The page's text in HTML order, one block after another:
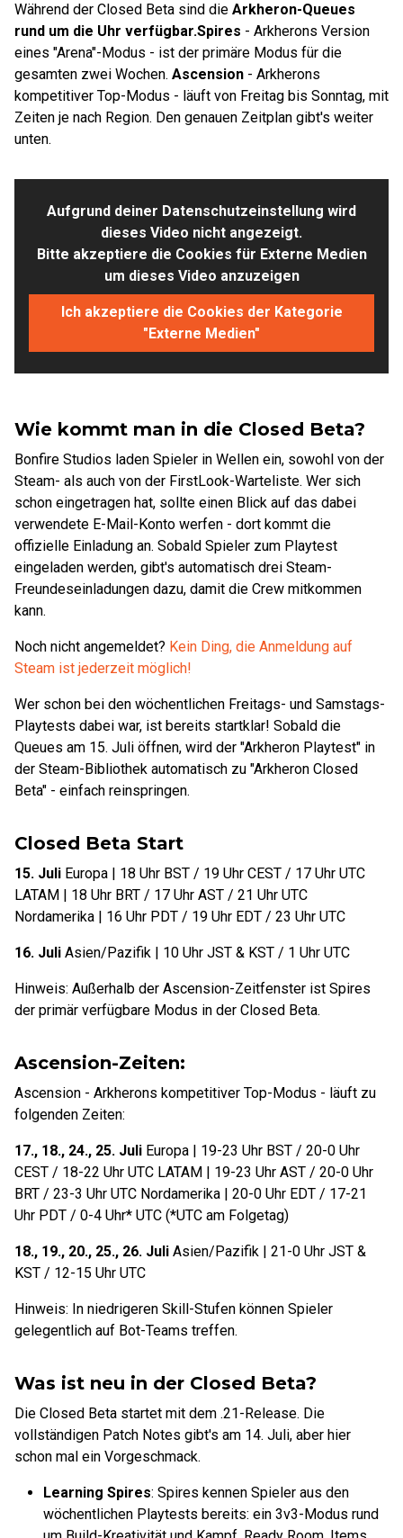
Während der Closed Beta sind die Arkheron-Queues
rund um die Uhr verfügbar.Spires - Arkherons Version
eines "Arena"-Modus - ist der primäre Modus für die
gesamten zwei Wochen. Ascension - Arkherons
kompetitiver Top-Modus - läuft von Freitag bis Sonntag, mit
Zeiten je nach Region. Den genauen Zeitplan gibt's weiter
unten.
Aufgrund deiner Datenschutzeinstellung wird
dieses Video nicht angezeigt.
Bitte akzeptiere die Cookies für Externe Medien
um dieses Video anzuzeigen
Ich akzeptiere die Cookies der Kategorie
"Externe Medien"
Wie kommt man in die Closed Beta?
Bonfire Studios laden Spieler in Wellen ein, sowohl von der
Steam- als auch von der FirstLook-Warteliste. Wer sich
schon eingetragen hat, sollte einen Blick auf das dabei
verwendete E-Mail-Konto werfen - dort kommt die
offizielle Einladung an. Sobald Spieler zum Playtest
eingeladen werden, gibt's automatisch drei Steam-
Freundeseinladungen dazu, damit die Crew mitkommen
kann.
Noch nicht angemeldet? Kein Ding, die Anmeldung auf
Steam ist jederzeit möglich!
Wer schon bei den wöchentlichen Freitags- und Samstags-
Playtests dabei war, ist bereits startklar! Sobald die
Queues am 15. Juli öffnen, wird der "Arkheron Playtest" in
der Steam-Bibliothek automatisch zu "Arkheron Closed
Beta" - einfach reinspringen.
Closed Beta Start
15. Juli Europa | 18 Uhr BST / 19 Uhr CEST / 17 Uhr UTC
LATAM | 18 Uhr BRT / 17 Uhr AST / 21 Uhr UTC
Nordamerika | 16 Uhr PDT / 19 Uhr EDT / 23 Uhr UTC
16. Juli Asien/Pazifik | 10 Uhr JST & KST / 1 Uhr UTC
Hinweis: Außerhalb der Ascension-Zeitfenster ist Spires
der primär verfügbare Modus in der Closed Beta.
Ascension-Zeiten:
Ascension - Arkherons kompetitiver Top-Modus - läuft zu
folgenden Zeiten:
17., 18., 24., 25. Juli Europa | 19-23 Uhr BST / 20-0 Uhr
CEST / 18-22 Uhr UTC LATAM | 19-23 Uhr AST / 20-0 Uhr
BRT / 23-3 Uhr UTC Nordamerika | 20-0 Uhr EDT / 17-21
Uhr PDT / 0-4 Uhr* UTC (*UTC am Folgetag)
18., 19., 20., 25., 26. Juli Asien/Pazifik | 21-0 Uhr JST &
KST / 12-15 Uhr UTC
Hinweis: In niedrigeren Skill-Stufen können Spieler
gelegentlich auf Bot-Teams treffen.
Was ist neu in der Closed Beta?
Die Closed Beta startet mit dem .21-Release. Die
vollständigen Patch Notes gibt's am 14. Juli, aber hier
schon mal ein Vorgeschmack.
Learning Spires: Spires kennen Spieler aus den
wöchentlichen Playtests bereits: ein 3v3-Modus rund